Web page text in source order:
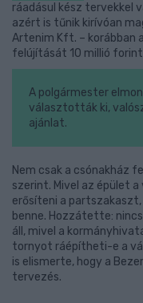
ráadásul kész tervekkel
azért is tűnik kirívóan
Artenim Kft. – korábban
felújítását 10 millió
A polgármester
választották ki,
ajánlat.
Nem csak a csónakház
szerint. Mivel az épület a
erősíteni a
benne. Hozzátette:
áll, mivel a
tornyot ráépítheti-e a
is elismerte, hogy a
tervezés.